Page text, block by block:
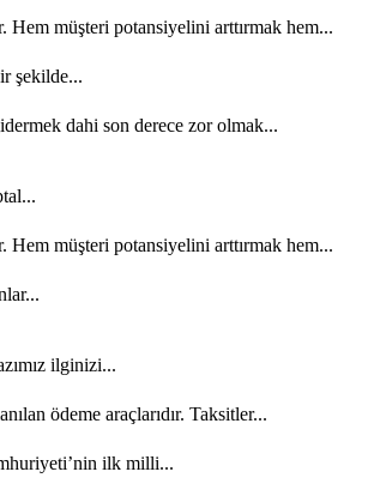
Hem müşteri potansiyelini arttırmak hem...
şekilde...
dahi son derece zor olmak...
Hem müşteri potansiyelini arttırmak hem...
ilginizi...
ödeme araçlarıdır. Taksitler...
ilk milli...